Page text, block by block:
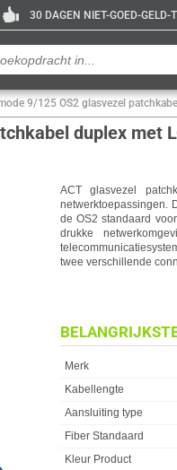
30 DAGEN NIET-GOED-
9/125 OS2 glasvezel
duplex met
ACT glasvezel
netwerktoepassingen.
de OS2 standaard
drukke
twee verschillende
Eigenschap
Merk
Kabellengte
Aansluiting type
Fiber Standaard
Kleur Product